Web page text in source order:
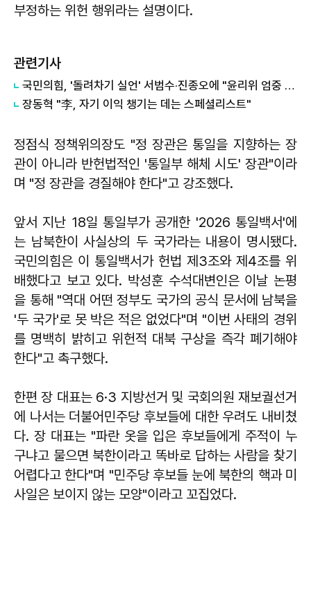
부정하는 위헌 행위라는 설명이다.
관련기사
국민의힘, '돌려차기 실언' 서범수·진종오에 "윤리위 엄중 조치"...징계 정국 확대
장동혁 "李, 자기 이익 챙기는 데는 스페셜리스트"
정점식 정책위의장도 "정 장관은 통일을 지향하는 장
관이 아니라 반헌법적인 '통일부 해체 시도' 장관"이라
며 "정 장관을 경질해야 한다"고 강조했다.
앞서 지난 18일 통일부가 공개한 '2026 통일백서'에
는 남북한이 사실상의 두 국가라는 내용이 명시됐다.
국민의힘은 이 통일백서가 헌법 제3조와 제4조를 위
배했다고 보고 있다. 박성훈 수석대변인은 이날 논평
을 통해 "역대 어떤 정부도 국가의 공식 문서에 남북을
'두 국가'로 못 박은 적은 없었다"며 "이번 사태의 경위
를 명백히 밝히고 위헌적 대북 구상을 즉각 폐기해야
한다"고 촉구했다.
한편 장 대표는 6·3 지방선거 및 국회의원 재보궐선거
에 나서는 더불어민주당 후보들에 대한 우려도 내비쳤
다. 장 대표는 "파란 옷을 입은 후보들에게 주적이 누
구냐고 물으면 북한이라고 똑바로 답하는 사람을 찾기
어렵다고 한다"며 "민주당 후보들 눈에 북한의 핵과 미
사일은 보이지 않는 모양"이라고 꼬집었다.